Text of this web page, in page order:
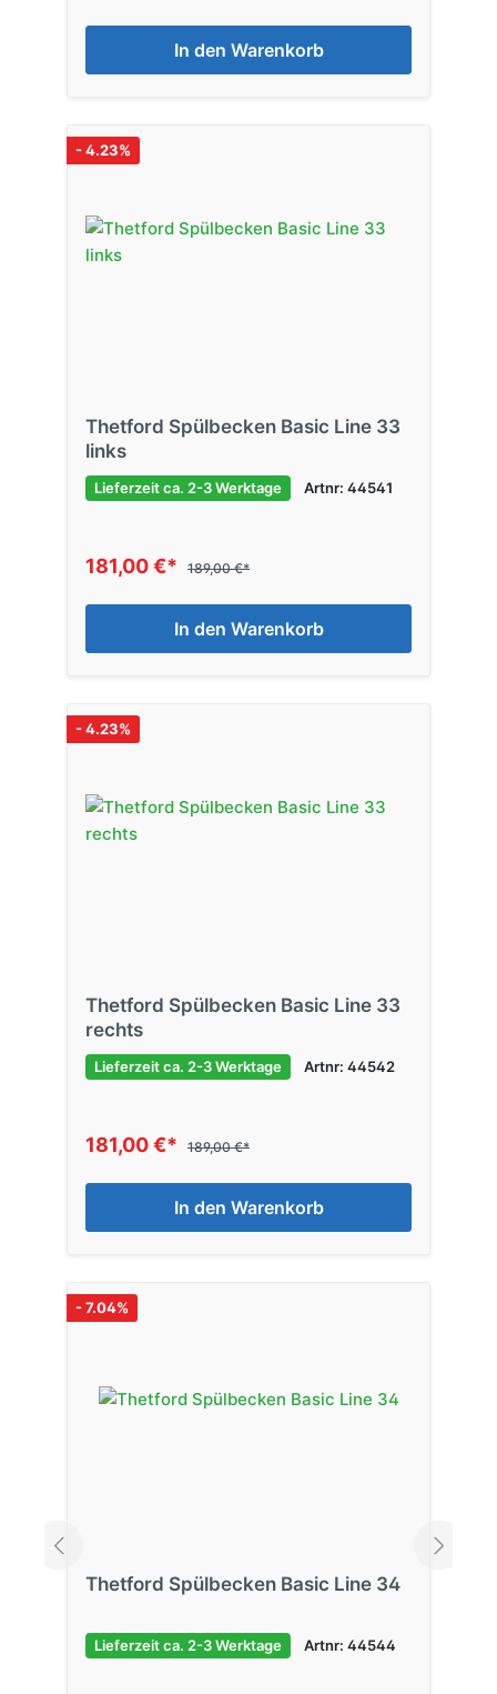
In den Warenkorb
- 4.23%
Thetford Spülbecken Basic Line 33
links
Lieferzeit ca. 2-3 Werktage Artnr: 44541
181,00 €* 189,00 €*
In den Warenkorb
- 4.23%
Thetford Spülbecken Basic Line 33
rechts
Lieferzeit ca. 2-3 Werktage Artnr: 44542
181,00 €* 189,00 €*
In den Warenkorb
- 7.04%
Thetford Spülbecken Basic Line 34
Lieferzeit ca. 2-3 Werktage Artnr: 44544